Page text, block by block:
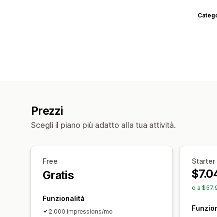
Prezzi
Scegli il piano più adatto alla tua attività.
Free
Gratis
Funzionalità
2,000 impressions/mo
Starter
o a